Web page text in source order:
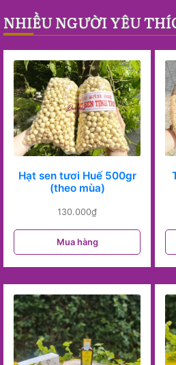
NHIỀU NGƯỜI YÊU
Hạt sen tươi Huế 500gr
(theo mùa)
130.000₫
Mua hàng